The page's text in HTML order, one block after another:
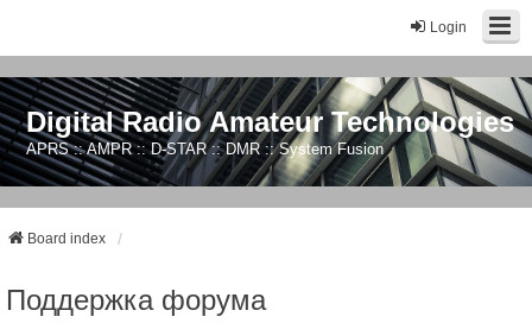
Login
Digital Radio Amateur Technologies
APRS :: AMPR :: D-STAR :: DMR :: System Fusion
Board index
Поддержка форума